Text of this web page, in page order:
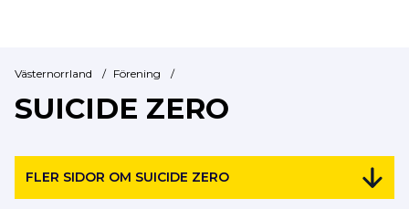
Västernorrland / Förening /
SUICIDE ZERO
FLER SIDOR OM SUICIDE ZERO